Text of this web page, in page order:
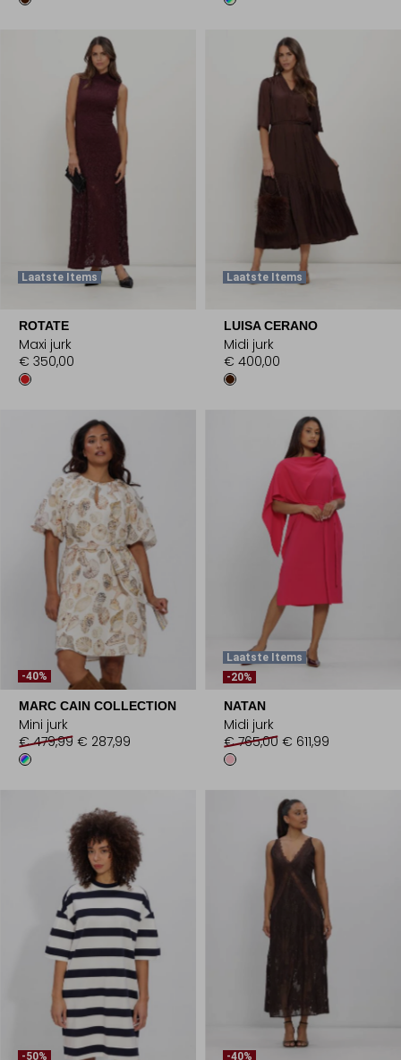
Laatste Items
ROTATE
Maxi jurk
€ 350,00
Laatste Items
LUISA CERANO
Midi jurk
€ 400,00
-40%
MARC CAIN COLLECTION
Mini jurk
€ 479,99 € 287,99
Laatste Items
-20%
NATAN
Midi jurk
€ 765,00 € 611,99
-50% -40%